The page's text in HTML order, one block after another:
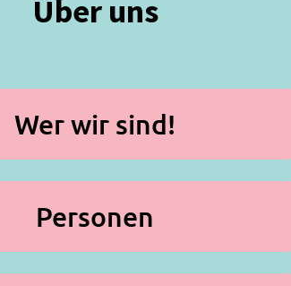
Über uns
Wer wir sind!
Personen